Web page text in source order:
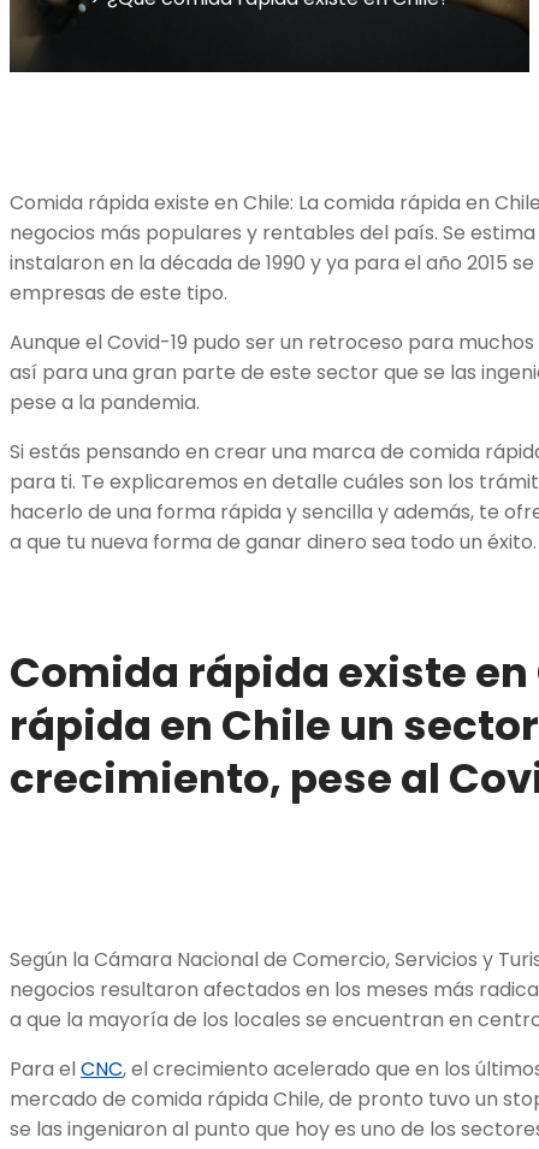
Comida rápida existe en Chile: La comida rápida en
negocios más populares y rentables del país. Se
instalaron en la década de 1990 y ya para el año 2015
empresas de este tipo.
Aunque el Covid-19 pudo ser un retroceso para
así para una gran parte de este sector que se las
pese a la pandemia.
Si estás pensando en crear una marca de comida
para ti. Te explicaremos en detalle cuáles son los
hacerlo de una forma rápida y sencilla y además, te
a que tu nueva forma de ganar dinero sea todo un
Comida rápida existe en
rápida en Chile un
crecimiento, pese al
Según la Cámara Nacional de Comercio, Servicios y
negocios resultaron afectados en los meses más
a que la mayoría de los locales se encuentran en
Para elCNC, el crecimiento acelerado que en los
mercado de comida rápida Chile, de pronto tuvo un
se las ingeniaron al punto que hoy es uno de los